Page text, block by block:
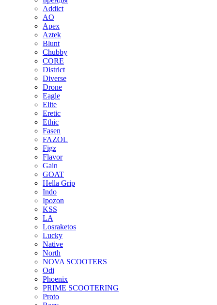
Addict
AO
Apex
Aztek
Blunt
Chubby
CORE
District
Diverse
Drone
Eagle
Elite
Eretic
Ethic
Fasen
FAZOL
Figz
Flavor
Gain
GOAT
Hella Grip
Indo
Ipozon
KSS
LA
Losraketos
Lucky
Native
North
NOVA SCOOTERS
Odi
Phoenix
PRIME SCOOTERING
Proto